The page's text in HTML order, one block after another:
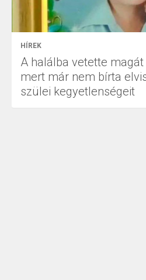
HÍREK
A halálba vetette
mert már nem bírta
szülei kegyetlenségeit